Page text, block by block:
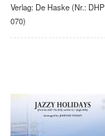
Verlag: De Haske(Nr.:
070)